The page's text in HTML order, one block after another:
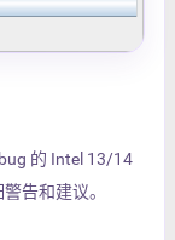
的 Intel 13/14
告和建议。